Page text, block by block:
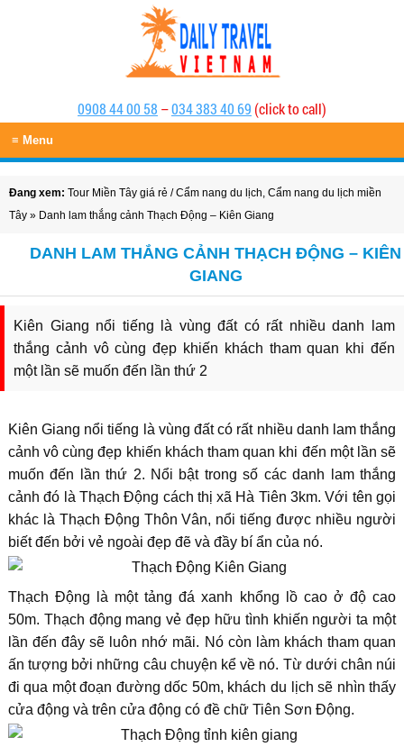
0908 44 00 58 –034 383 40 69 (click to call)
≡ Menu
Đang xem: Tour Miền Tây giá rẻ /Cẩm nang du lịch, Cẩm nang du lịch miền
Tây » Danh lam thắng cảnh Thạch Động – Kiên Giang
DANH LAM THẮNG CẢNH THẠCH ĐỘNG – KIÊN
GIANG
Kiên Giang nổi tiếng là vùng đất có rất nhiều danh lam
thắng cảnh vô cùng đẹp khiến khách tham quan khi đến
một lần sẽ muốn đến lần thứ 2
Kiên Giang nổi tiếng là vùng đất có rất nhiều danh lam thắng
cảnh vô cùng đẹp khiến khách tham quan khi đến một lần sẽ
muốn đến lần thứ 2. Nổi bật trong số các danh lam thắng
cảnh đó là Thạch Động cách thị xã Hà Tiên 3km. Với tên gọi
khác là Thạch Động Thôn Vân, nổi tiếng được nhiều người
biết đến bởi vẻ ngoài đẹp đẽ và đầy bí ẩn của nó.
Thạch Động là một tảng đá xanh khổng lồ cao ở độ cao
50m. Thạch động mang vẻ đẹp hữu tình khiến người ta một
lần đến đây sẽ luôn nhớ mãi. Nó còn làm khách tham quan
ấn tượng bởi những câu chuyện kể về nó. Từ dưới chân núi
đi qua một đoạn đường dốc 50m, khách du lịch sẽ nhìn thấy
cửa động và trên cửa động có đề chữ Tiên Sơn Động.